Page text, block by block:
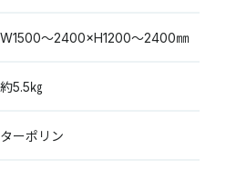
W1500〜2400×H1200〜2400㎜
約5.5㎏
ターポリン